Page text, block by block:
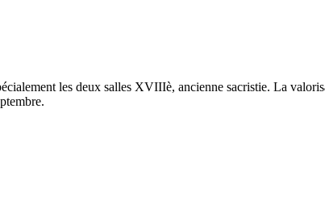
les deux salles XVIIIè, ancienne sacristie. La